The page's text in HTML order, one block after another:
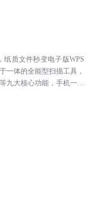
纸质文件秒变电子版WPS
一体的全能型扫描工具，
九大核心功能，手机一拍
...